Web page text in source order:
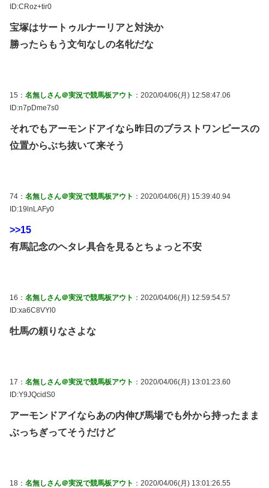
ID:CRoz+tir0
宝塚はサートゥルナーリアと対決か
勝ったらもう文句なしの名牝だな
15： 名無しさん＠実況で競馬板アウト ：2020/04/06(月) 12:58:47.06
ID:n7pDme7s0
それでもアーモンドアイなら昨日のブラストワンピースの
位置からぶち抜いて来そう
74： 名無しさん＠実況で競馬板アウト ：2020/04/06(月) 15:39:40.94
ID:19lnLAFy0
>>15
有馬記念のヘタレ具合を見るとちょっと不安
16： 名無しさん＠実況で競馬板アウト ：2020/04/06(月) 12:59:54.57
ID:xa6C8VYl0
牡馬の頼りなさよな
17： 名無しさん＠実況で競馬板アウト ：2020/04/06(月) 13:01:23.60
ID:Y9JQcidS0
アーモンドアイならあの内伸び馬場でも外から持ったまま
ぶっちぎってそうだけど
18： 名無しさん＠実況で競馬板アウト ：2020/04/06(月) 13:01:26.55